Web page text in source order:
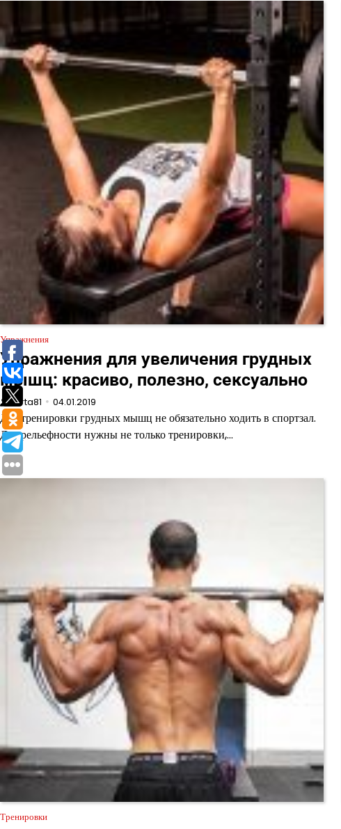
Упражнения
Упражнения для увеличения грудных
мышц: красиво, полезно, сексуально
verta81 04.01.2019
Для тренировки грудных мышц не обязательно ходить в спортзал.
Для рельефности нужны не только тренировки,…
Тренировки